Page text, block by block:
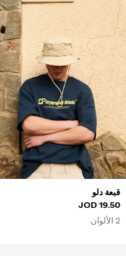
قبعة دلو
19.50 JOD
2 الألوان